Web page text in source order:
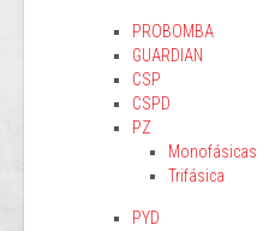
PROBOMBA
GUARDIAN
CSP
CSPD
PZ
Monofásicas
Trifásica
PYD